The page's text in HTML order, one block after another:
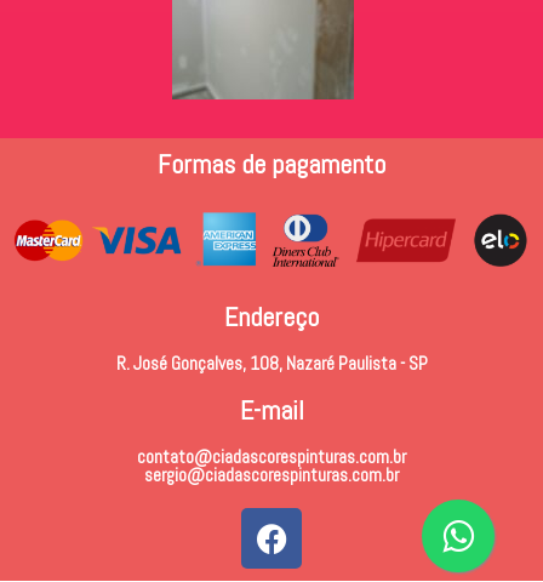
Formas de pagamento
Endereço
R. José Gonçalves, 108, Nazaré Paulista - SP
E-mail
contato@ciadascorespinturas.com.br
sergio@ciadascorespinturas.com.br